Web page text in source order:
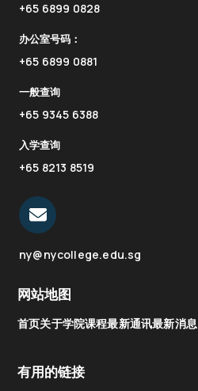
+65 6899 0828
办公室号码：
+65 6899 0881
一般查询
+65 9345 6388
入学查询
+65 8213 8519
ny@nycollege.edu.sg
网站地图
首页关于学院课程最新通讯最新消息
有用的链接